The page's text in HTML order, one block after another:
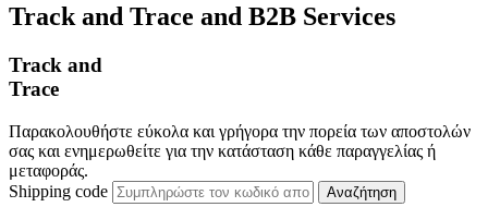
Track and Trace and B2B Services
Track and
Trace
Παρακολουθήστε εύκολα και γρήγορα την πορεία των αποστολών
σας και ενημερωθείτε για την κατάσταση κάθε παραγγελίας ή
μεταφοράς.
Shipping code
Αναζήτηση